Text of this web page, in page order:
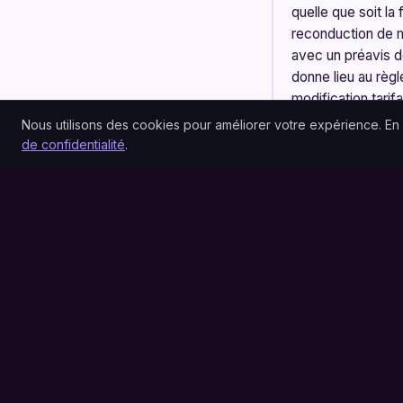
quelle que soit la
reconduction de
avec un préavis
donne lieu au
modification
procède à la
Nous utilisons des cookies pour améliorer votre expérience.
de confidentialité.